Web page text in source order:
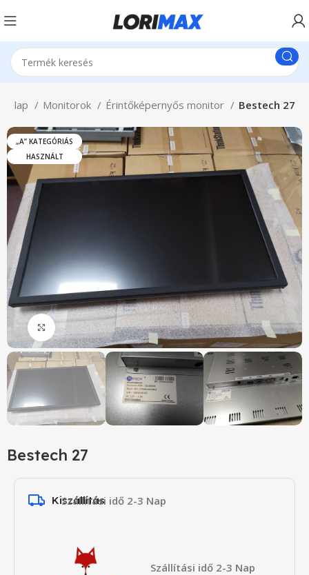
Monitorok Érintőképernyős monitor Bestech 27
„A” KATEGÓRIÁS
HASZNÁLT
Click to enlarge
Bestech 27
Kiszállítás
Szállítási idő 2-3 Nap
Szállítási idő 2-3 Nap